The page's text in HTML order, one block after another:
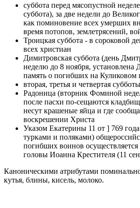
суббота перед мясопустной
суббота), за две недели до
как поминовение всех умерших
время потопов, землетрясений,
Троицкая суббота - в сороковой
всех христиан
Димитровская суббота (день
неделю до 8 ноября,
память о погибших на Куликовом
вторая, третья и четвертая
Радоница (вторник Фоминой
после пасхи по-сещаются
несут крашеные яйца и где
воскрешении Христа
Указом Екатерины 11 от ] 769
турками и поляками)
погибших воинов осуществляется
головы Иоанна Крестителя (11
Каноническими атрибутами
кутья, блины, кисель, молоко.